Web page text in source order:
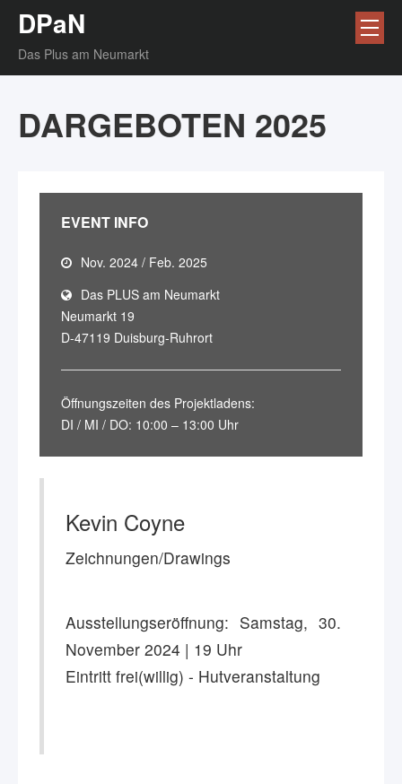
DPaN
Das Plus am Neumarkt
DARGEBOTEN 2025
EVENT INFO
Nov. 2024 / Feb. 2025
Das PLUS am Neumarkt
Neumarkt 19
D-47119 Duisburg-Ruhrort
Öffnungszeiten des Projektladens:
DI / MI / DO: 10:00 – 13:00 Uhr
Kevin Coyne
Zeichnungen/Drawings
Ausstellungseröffnung: Samstag, 30.
November 2024 | 19 Uhr
Eintritt frei(willig) - Hutveranstaltung